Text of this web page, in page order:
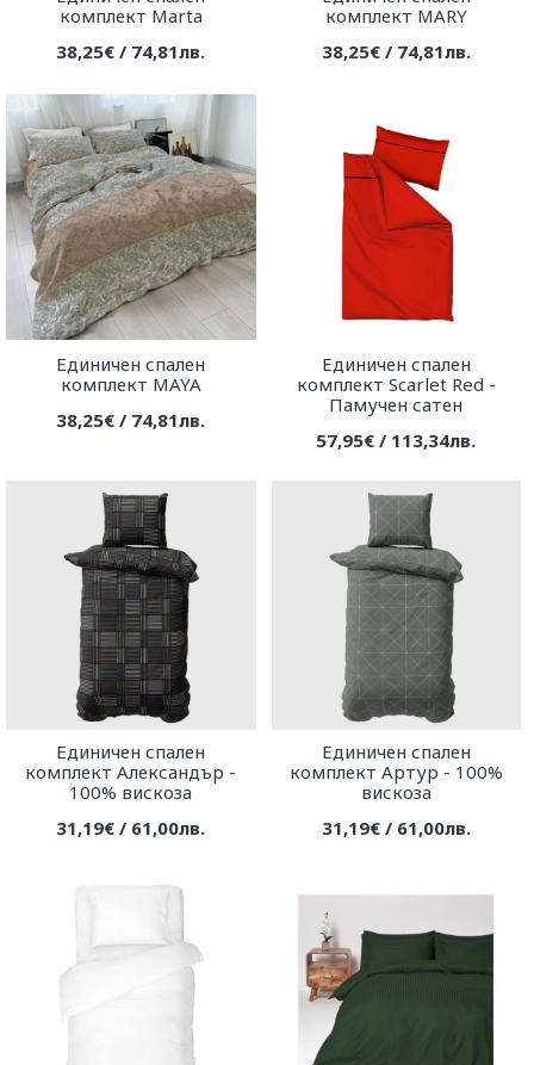
комплект Marta
38,25€ / 74,81лв.
комплект MARY
38,25€ / 74,81лв.
Единичен спален
комплект MAYA
38,25€ / 74,81лв.
Единичен спален
комплект Scarlet Red -
Памучен сатен
57,95€ / 113,34лв.
Единичен спален
комплект Александър -
100% вискоза
31,19€ / 61,00лв.
Единичен спален
комплект Артур - 100%
вискоза
31,19€ / 61,00лв.